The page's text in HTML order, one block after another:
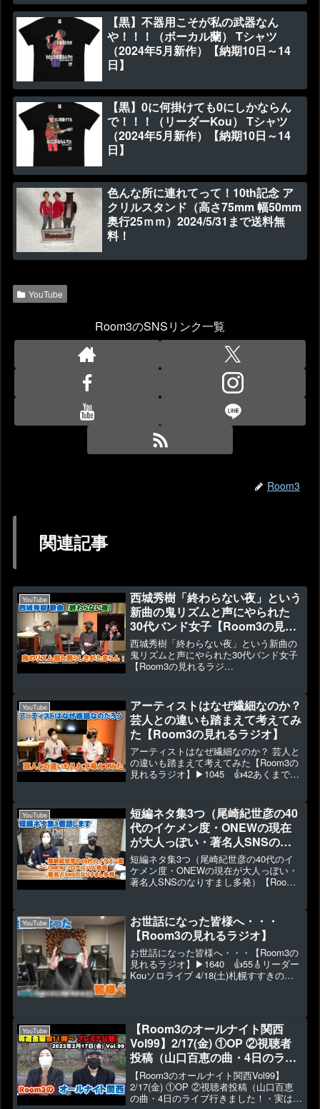
【黒】不器用こそが私の武器なん
や！！！（ボーカル蘭） Tシャツ
（2024年5月新作）【納期10日～14
日】
【黒】0に何掛けても0にしかならん
で！！！（リーダーKou） Tシャツ
（2024年5月新作）【納期10日～14
日】
色んな所に連れてって！10th記念 ア
クリルスタンド（高さ75mm 幅50mm
奥行25ｍｍ）2024/5/31まで送料無
料！
YouTube
Room3のSNSリンク一覧
Room3
関連記事
YouTube
西城秀樹「終わらない夜」という
新曲の鬼リズムと声にやられた
30代バンド女子【Room3の見れ
るラジオ】 （傷
らだけのローラ ヤングマン ブ
ルースカイ・ブルー）
西城秀樹「終わらない夜」という新曲の
鬼リズムと声にやられた30代バンド女子
【Room3の見れるラジ
ー）▶17165 👍420かねてからのリクエ
ストがあった10/5発表の「...
YouTube
アーティストはなぜ繊細なのか？
芸人との違いも踏まえて考えてみ
た【Room3の見れるラジオ】
アーティストはなぜ繊細なのか？ 芸人と
の違いも踏まえて考えてみた【Room3の
見れるラジオ】▶1045 👍42あくまで自
シップ始めました⇒ ◆2023年1月～新作
グッズ...
YouTube
短編ネタ集3つ（尾崎紀世彦の40
代のイケメン度・ONEWの現在
が大人っぽい・著名人SNSのな
りすまし多発）【Room3の見れ
るラジオ】
短編ネタ集3つ（尾崎紀世彦の40代のイ
ケメン度・ONEWの現在が大人っぽい・
著名人SNSのなりすまし多発）【Room3
軽い感じで見てください！コメントで面
白かった...
YouTube
お世話になった皆様へ・・・
【Room3の見れるラジオ】
お世話になった皆様へ・・・【Room3の
見れるラジオ】▶1640 👍55🎸リーダー
Kouソロライブ 4/18(土)札幌すすきの
YouTube
【Room3のオールナイト関西
Vol99】2/17(金) ①OP ②視聴者
投稿（山口百恵の曲・4日のライ
ブ行きました！・実は同一人物で
した）③くだらない話（蘭が
iPad購入）など（約65分）
【Room3のオールナイト関西Vol99】
2/17(金) ①OP ②視聴者投稿（山口百恵
の曲・4日のライブ行きました！・実は同